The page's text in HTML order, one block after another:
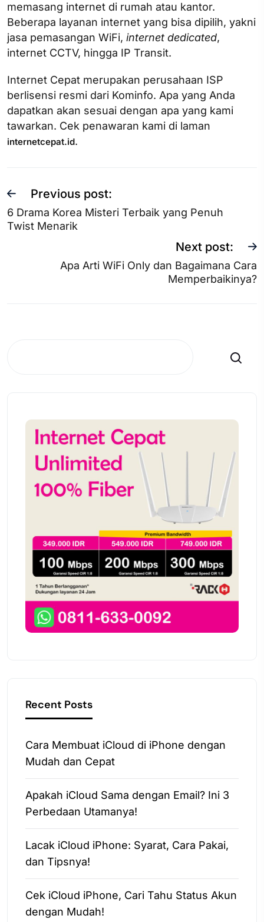
memasang internet di rumah atau kantor.
Beberapa layanan internet yang bisa dipilih, yakni
jasa pemasangan WiFi, internet dedicated,
internet CCTV, hingga IP Transit.
Internet Cepat merupakan perusahaan ISP
berlisensi resmi dari Kominfo. Apa yang Anda
dapatkan akan sesuai dengan apa yang kami
tawarkan. Cek penawaran kami di laman
internetcepat.id.
Previous post:
6 Drama Korea Misteri Terbaik yang Penuh
Twist Menarik
Next post:
Apa Arti WiFi Only dan Bagaimana Cara
Memperbaikinya?
Search
Recent Posts
Cara Membuat iCloud di iPhone dengan
Mudah dan Cepat
Apakah iCloud Sama dengan Email? Ini 3
Perbedaan Utamanya!
Lacak iCloud iPhone: Syarat, Cara Pakai,
dan Tipsnya!
Cek iCloud iPhone, Cari Tahu Status Akun
dengan Mudah!